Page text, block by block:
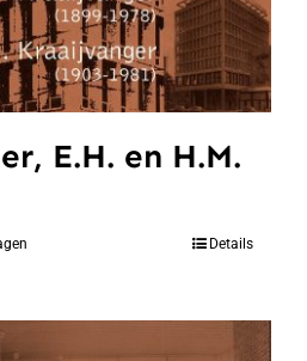
E.H. en H.M.
Details